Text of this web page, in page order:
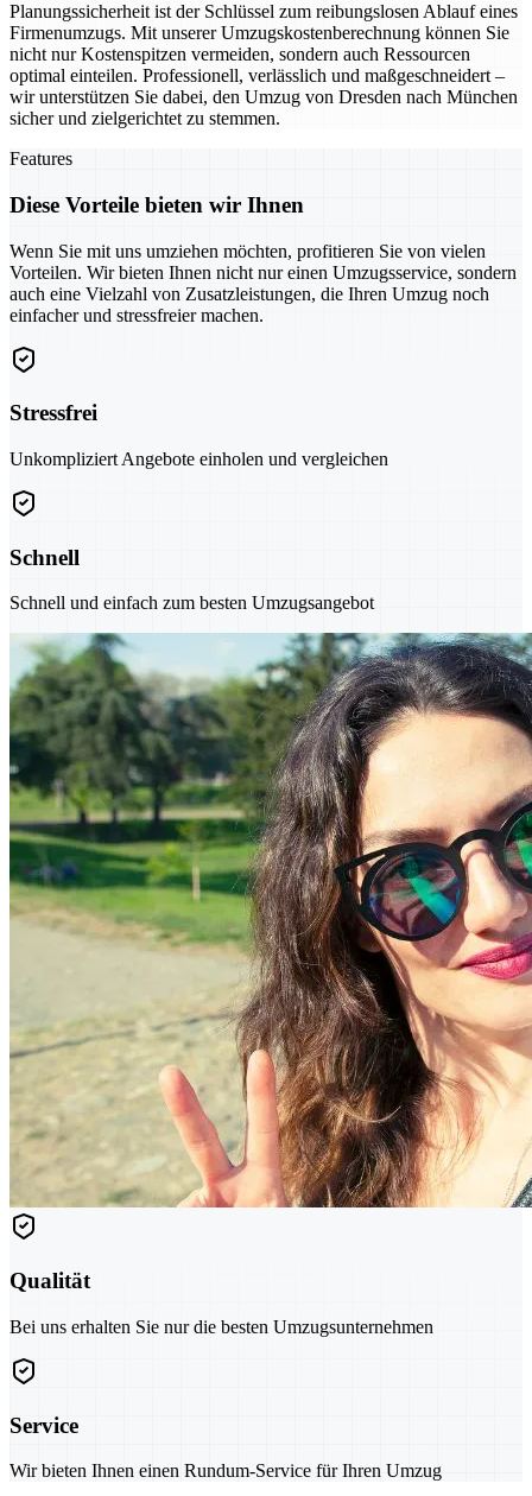
Planungssicherheit ist der Schlüssel zum reibungslosen Ablauf eines
Firmenumzugs. Mit unserer Umzugskostenberechnung können Sie
nicht nur Kostenspitzen vermeiden, sondern auch Ressourcen
optimal einteilen. Professionell, verlässlich und maßgeschneidert –
wir unterstützen Sie dabei, den Umzug von Dresden nach München
sicher und zielgerichtet zu stemmen.
Features
Diese Vorteile bieten wir Ihnen
Wenn Sie mit uns umziehen möchten, profitieren Sie von vielen
Vorteilen. Wir bieten Ihnen nicht nur einen Umzugsservice, sondern
auch eine Vielzahl von Zusatzleistungen, die Ihren Umzug noch
einfacher und stressfreier machen.
Stressfrei
Unkompliziert Angebote einholen und vergleichen
Schnell
Schnell und einfach zum besten Umzugsangebot
Qualität
Bei uns erhalten Sie nur die besten Umzugsunternehmen
Service
Wir bieten Ihnen einen Rundum-Service für Ihren Umzug